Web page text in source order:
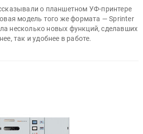
о планшетном УФ-принтере
модель того же формата — Sprinter
несколько новых функций, сделавших
так и удобнее в работе.